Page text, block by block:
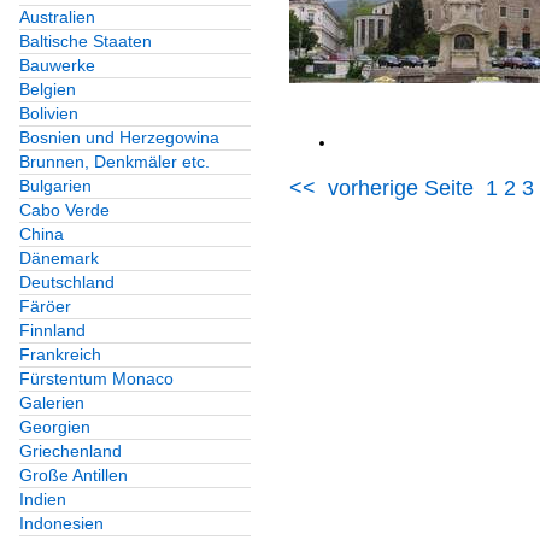
Australien
Baltische Staaten
Bauwerke
Belgien
Bolivien
Bosnien und Herzegowina
Brunnen, Denkmäler etc.
Bulgarien
Cabo Verde
China
Dänemark
Deutschland
Färöer
Finnland
Frankreich
Fürstentum Monaco
Galerien
Georgien
Griechenland
Große Antillen
Indien
Indonesien
<< vorherige Seite 1 2 3